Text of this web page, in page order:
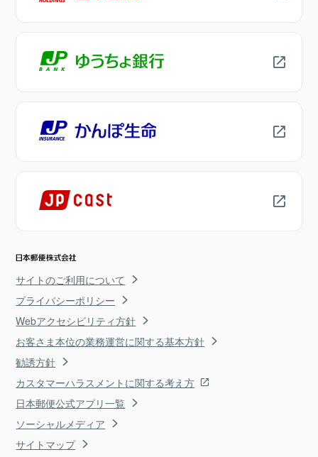
サイトのご利用について
プライバシーポリシー
Webアクセシビリティ方針
お客さま本位の業務運営に関する基本方針
勧誘方針
カスタマーハラスメントに関する考え方
日本郵便公式アプリ一覧
ソーシャルメディア
サイトマップ